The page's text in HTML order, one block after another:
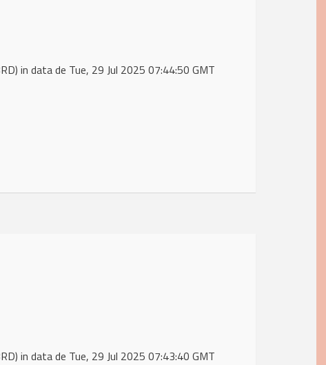
in data de Tue, 29 Jul 2025 07:44:50 GMT
in data de Tue, 29 Jul 2025 07:43:40 GMT